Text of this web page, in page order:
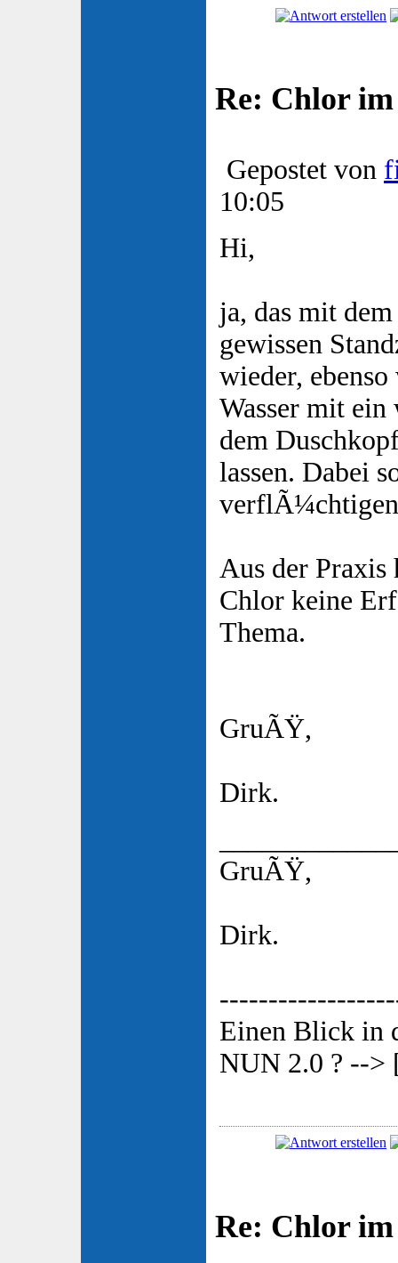
Re: Chlor
Gepostet von
10:05
Hi,
ja, das mit
gewissen
wieder,
Wasser mit ein
dem
lassen. Dabei
Aus der Praxis
Chlor keine
Thema.
GruÃŸ,
Dirk.
GruÃŸ,
Dirk.
Einen Blick in
NUN 2.0 ? -->
Re: Chlor